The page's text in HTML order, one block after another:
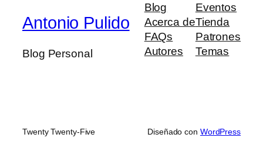
Antonio Pulido
Blog Personal
Blog
Acerca de
FAQs
Autores
Eventos
Tienda
Patrones
Temas
Twenty Twenty-Five Diseñado con WordPress